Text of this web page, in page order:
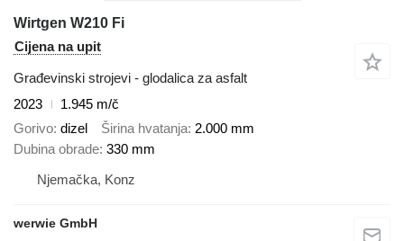
Wirtgen W210 Fi
Cijena na upit
Građevinski strojevi - glodalica za asfalt
2023
1.945 m/č
Gorivo dizel Širina hvatanja 2.000 mm
Dubina obrade 330 mm
Njemačka, Konz
werwie GmbH